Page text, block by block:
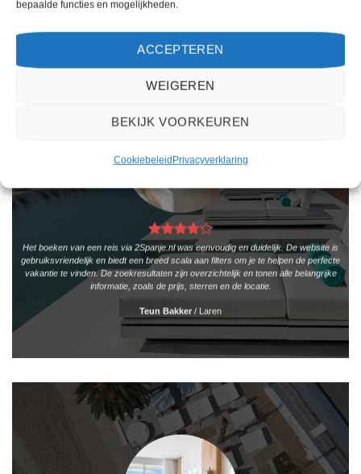
bepaalde functies en mogelijkheden.
ACCEPTEREN
WEIGEREN
BEKIJK VOORKEUREN
CookiebeleidPrivacyverklaring
Het boeken van een reis via 2Spanje.nl was eenvoudig en duidelijk. De website is
gebruiksvriendelijk en biedt een breed scala aan filters om je te helpen de perfecte
vakantie te vinden. De zoekresultaten zijn overzichtelijk en tonen alle belangrijke
informatie, zoals de prijs, sterren en de locatie.
Teun Bakker / Laren